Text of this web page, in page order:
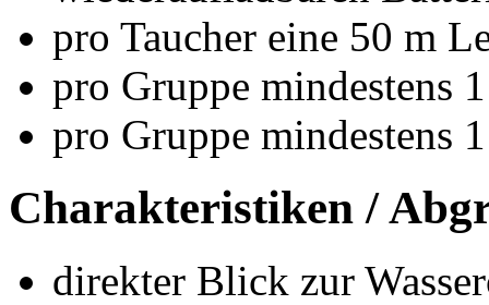
pro Taucher eine 50 m
pro Gruppe mindestens
pro Gruppe mindestens
Charakteristiken /
direkter Blick zur